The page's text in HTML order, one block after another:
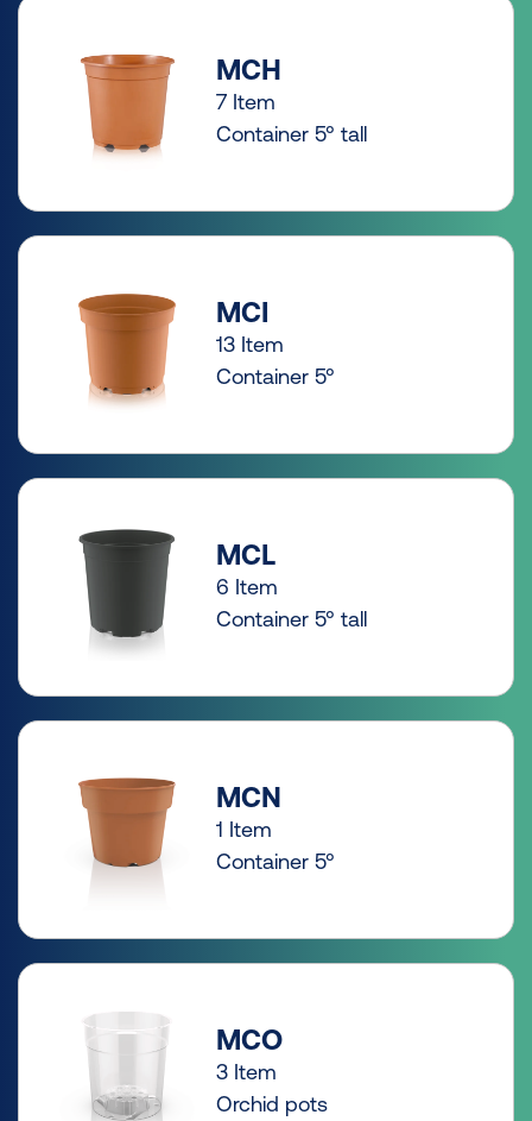
MCH
7 Item
Container 5° tall
MCI
13 Item
Container 5°
MCL
6 Item
Container 5° tall
MCN
1 Item
Container 5°
MCO
3 Item
Orchid pots